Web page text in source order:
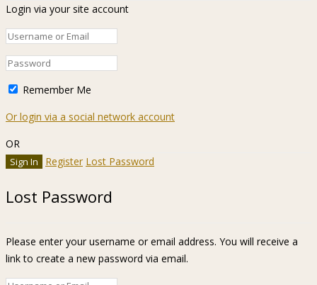
Login via your site account
Remember Me
Or login via a social network account
OR
Register Lost Password
Lost Password
Please enter your username or email address. You will receive a
link to create a new password via email.